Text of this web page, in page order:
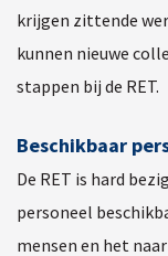
krijgen zittende
kunnen nieuwe
stappen bij de RET.
Beschikbaar
De RET is hard
personeel
mensen en het